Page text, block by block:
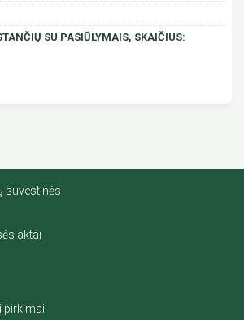
SU PASIŪLYMAIS, SKAIČIUS:
suvestinės
aktai
pirkimai